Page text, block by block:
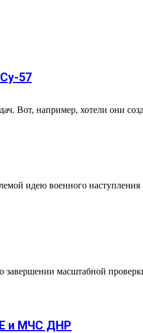
57
Вот, например, хотели они
идею военного
масштабной
и МЧС ДНР